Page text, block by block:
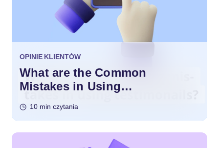
OPINIE KLIENTÓW
What are the Common
Mistakes in Using
10 min czytania